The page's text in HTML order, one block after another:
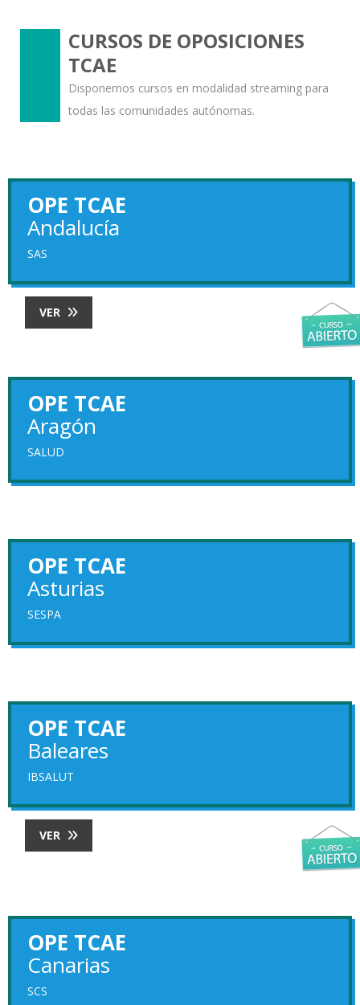
CURSOS DE OPOSICIONES
TCAE
Disponemos cursos en modalidad streaming para
todas las comunidades autónomas.
OPE TCAE
Andalucía
SAS
VER
OPE TCAE
Aragón
SALUD
OPE TCAE
Asturias
SESPA
OPE TCAE
Baleares
IBSALUT
VER
OPE TCAE
Canarias
SCS